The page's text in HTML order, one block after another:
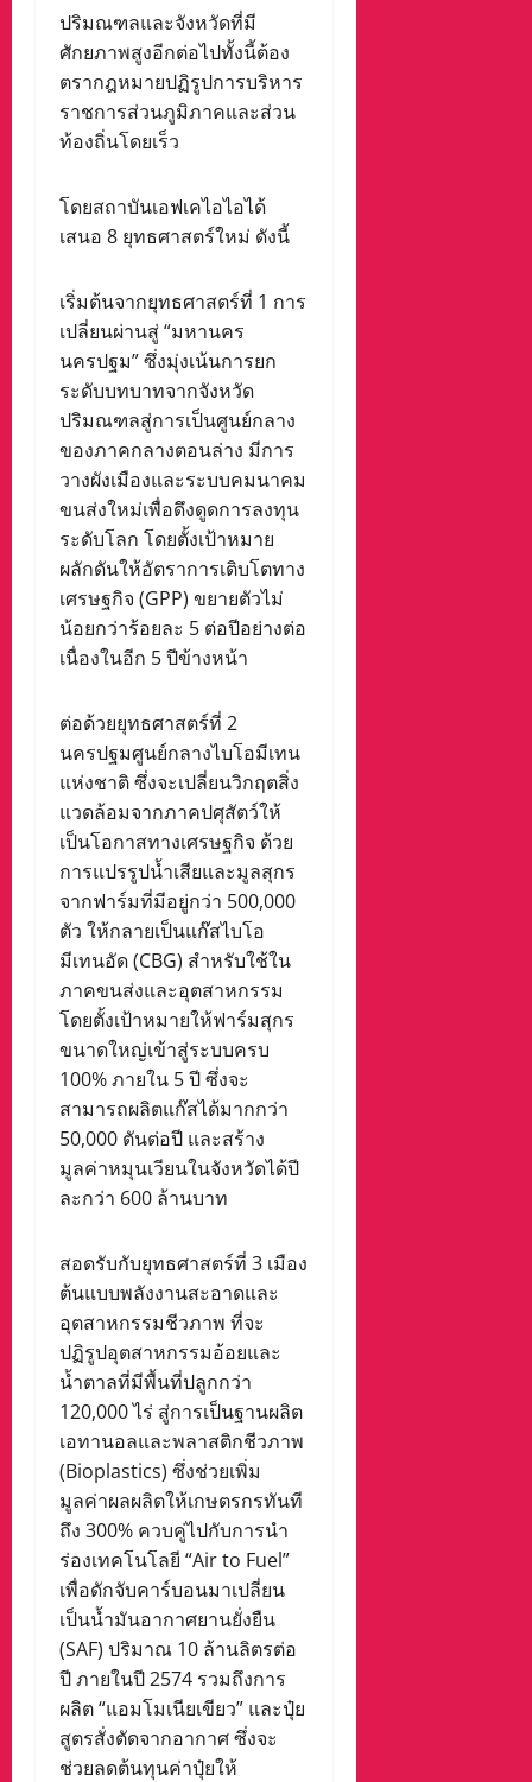
ปริมณฑลและจังหวัดที่มี
ศักยภาพสูงอีกต่อไปทั้งนี้ต้อง
ตรากฎหมายปฏิรูปการบริหาร
ราชการส่วนภูมิภาคและส่วน
ท้องถิ่นโดยเร็ว
โดยสถาบันเอฟเคไอไอได้
เสนอ 8 ยุทธศาสตร์ใหม่ ดังนี้
เริ่มต้นจากยุทธศาสตร์ที่ 1 การ
เปลี่ยนผ่านสู่ “มหานคร
นครปฐม” ซึ่งมุ่งเน้นการยก
ระดับบทบาทจากจังหวัด
ปริมณฑลสู่การเป็นศูนย์กลาง
ของภาคกลางตอนล่าง มีการ
วางผังเมืองและระบบคมนาคม
ขนส่งใหม่เพื่อดึงดูดการลงทุน
ระดับโลก โดยตั้งเป้าหมาย
ผลักดันให้อัตราการเติบโตทาง
เศรษฐกิจ (GPP) ขยายตัวไม่
น้อยกว่าร้อยละ 5 ต่อปีอย่างต่อ
เนื่องในอีก 5 ปีข้างหน้า
ต่อด้วยยุทธศาสตร์ที่ 2
นครปฐมศูนย์กลางไบโอมีเทน
แห่งชาติ ซึ่งจะเปลี่ยนวิกฤตสิ่ง
แวดล้อมจากภาคปศุสัตว์ให้
เป็นโอกาสทางเศรษฐกิจ ด้วย
การแปรรูปน้ำเสียและมูลสุกร
จากฟาร์มที่มีอยู่กว่า 500,000
ตัว ให้กลายเป็นแก๊สไบโอ
มีเทนอัด (CBG) สำหรับใช้ใน
ภาคขนส่งและอุตสาหกรรม
โดยตั้งเป้าหมายให้ฟาร์มสุกร
ขนาดใหญ่เข้าสู่ระบบครบ
100% ภายใน 5 ปี ซึ่งจะ
สามารถผลิตแก๊สได้มากกว่า
50,000 ตันต่อปี และสร้าง
มูลค่าหมุนเวียนในจังหวัดได้ปี
ละกว่า 600 ล้านบาท
สอดรับกับยุทธศาสตร์ที่ 3 เมือง
ต้นแบบพลังงานสะอาดและ
อุตสาหกรรมชีวภาพ ที่จะ
ปฏิรูปอุตสาหกรรมอ้อยและ
น้ำตาลที่มีพื้นที่ปลูกกว่า
120,000 ไร่ สู่การเป็นฐานผลิต
เอทานอลและพลาสติกชีวภาพ
(Bioplastics) ซึ่งช่วยเพิ่ม
มูลค่าผลผลิตให้เกษตรกรทันที
ถึง 300% ควบคู่ไปกับการนำ
ร่องเทคโนโลยี “Air to Fuel”
เพื่อดักจับคาร์บอนมาเปลี่ยน
เป็นน้ำมันอากาศยานยั่งยืน
(SAF) ปริมาณ 10 ล้านลิตรต่อ
ปี ภายในปี 2574 รวมถึงการ
ผลิต “แอมโมเนียเขียว” และปุ๋ย
สูตรสั่งตัดจากอากาศ ซึ่งจะ
ช่วยลดต้นทุนค่าปุ๋ยให้